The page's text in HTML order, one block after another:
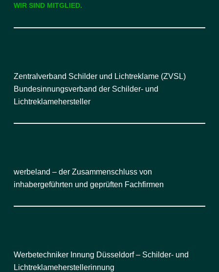
WIR SIND MITGLIED.
Zentralverband Schilder und Lichtreklame (ZVSL)
Bundesinnungsverband der Schilder- und
Lichtreklamehersteller
werbeland – der Zusammenschluss von
inhabergeführten und geprüften Fachfirmen
Werbetechniker Innung Düsseldorf – Schilder- und
Lichtreklameherstellerinnung